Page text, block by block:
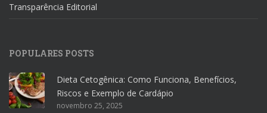
Transparência Editorial
POPULARES POSTS
Dieta Cetogênica: Como Funciona, Benefícios,
Riscos e Exemplo de Cardápio
novembro 25, 2025